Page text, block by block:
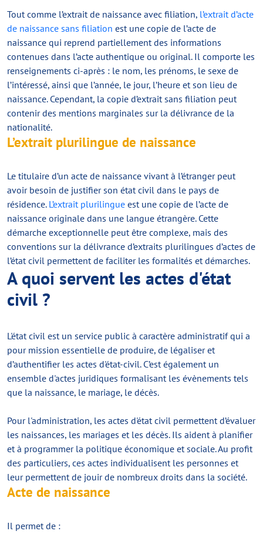
Tout comme l’extrait de naissance avec filiation, l’extrait d’acte
de naissance sans filiation est une copie de l’acte de
naissance qui reprend partiellement des informations
contenues dans l’acte authentique ou original. Il comporte les
renseignements ci-après : le nom, les prénoms, le sexe de
l’intéressé, ainsi que l’année, le jour, l’heure et son lieu de
naissance. Cependant, la copie d’extrait sans filiation peut
contenir des mentions marginales sur la délivrance de la
nationalité.
L’extrait plurilingue de naissance
Le titulaire d’un acte de naissance vivant à l’étranger peut
avoir besoin de justifier son état civil dans le pays de
résidence. L’extrait plurilingue est une copie de l’acte de
naissance originale dans une langue étrangère. Cette
démarche exceptionnelle peut être complexe, mais des
conventions sur la délivrance d’extraits plurilingues d’actes de
l’état civil permettent de faciliter les formalités et démarches.
A quoi servent les actes d'état
civil ?
L'état civil est un service public à caractère administratif qui a
pour mission essentielle de produire, de légaliser et
d’authentifier les actes d'état-civil. C’est également un
ensemble d'actes juridiques formalisant les évènements tels
que la naissance, le mariage, le décès.
Pour l'administration, les actes d'état civil permettent d’évaluer
les naissances, les mariages et les décès. Ils aident à planifier
et à programmer la politique économique et sociale. Au profit
des particuliers, ces actes individualisent les personnes et
leur permettent de jouir de nombreux droits dans la société.
Acte de naissance
Il permet de :